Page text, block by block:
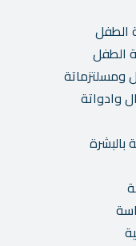
الطفل
الطفل
ومسلتزماتة
وادواتة
بالبشرة